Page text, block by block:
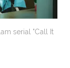
serial "Call It